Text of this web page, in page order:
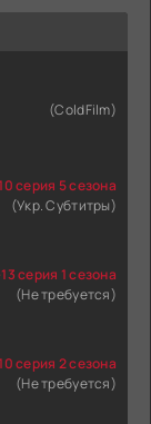
(ColdFilm)
серия 5 сезона
(Укр. Субтитры)
серия 1 сезона
(Не требуется)
серия 2 сезона
(Не требуется)